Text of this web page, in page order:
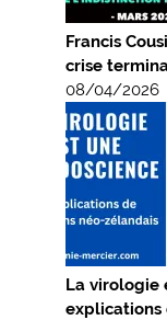
Francis
crise
08/04/2026
La virologie
explications